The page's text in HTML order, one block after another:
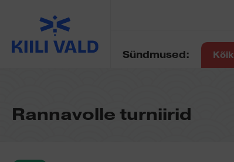
Sündmused: Kõik
Rannavolle turniirid